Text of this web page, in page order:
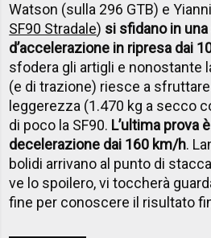
Watson (sulla 296 GTB) e
SF90 Stradale) si sfidano in
d’accelerazione in ripresa dai
sfodera gli artigli e nonostante
(e di trazione) riesce a
leggerezza (1.470 kg a secco
di poco la SF90. L’ultima prova
decelerazione dai 160 km/h.
bolidi arrivano al punto di
ve lo spoilero, vi toccherà
fine per conoscere il risultato